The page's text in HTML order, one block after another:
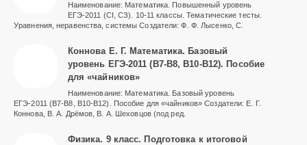
Наименование: Математика. Повышенный уровень
ЕГЭ-2011 (CI, СЗ). 10-11 классы. Тематические тесты.
Уравнения, неравенства, системы Создатели: Ф. Ф. Лысенко, С.
Коннова Е. Г. Математика. Базовый
уровень ЕГЭ-2011 (В7-В8, В10-В12). Пособие
для «чайников»
Наименование: Математика. Базовый уровень
ЕГЭ-2011 (В7-В8, В10-В12). Пособие для «чайников» Создатели: Е. Г.
Коннова, В. А. Дрёмов, В. А. Шеховцов (под ред.
Физика. 9 класс. Подготовка к итоговой